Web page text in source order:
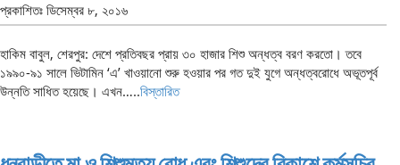
প্রকাশিতঃ ডিসেম্বর ৮, ২০১৬
হাকিম বাবুল, শেরপুর: দেশে প্রতিবছর প্রায় ৩০ হাজার শিশু অন্ধত্ব বরণ করতো। তবে
১৯৯০-৯১ সালে ভিটামিন ‘এ’ খাওয়ানো শুরু হওয়ার পর গত দুই যুগে অন্ধত্বরোধে অভূতপূর্ব
উন্নতি সাধিত হয়েছে। এখন…..বিস্তারিত